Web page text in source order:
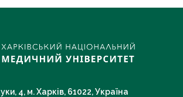
4, м. Харків, 61022, Україна